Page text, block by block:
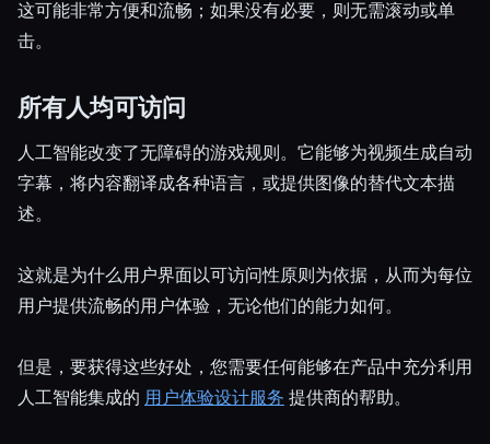
这可能非常方便和流畅；如果没有必要，则无需滚动或单
击。
所有人均可访问
人工智能改变了无障碍的游戏规则。它能够为视频生成自动
字幕，将内容翻译成各种语言，或提供图像的替代文本描
述。
这就是为什么用户界面以可访问性原则为依据，从而为每位
用户提供流畅的用户体验，无论他们的能力如何。
但是，要获得这些好处，您需要任何能够在产品中充分利用
人工智能集成的 用户体验设计服务 提供商的帮助。